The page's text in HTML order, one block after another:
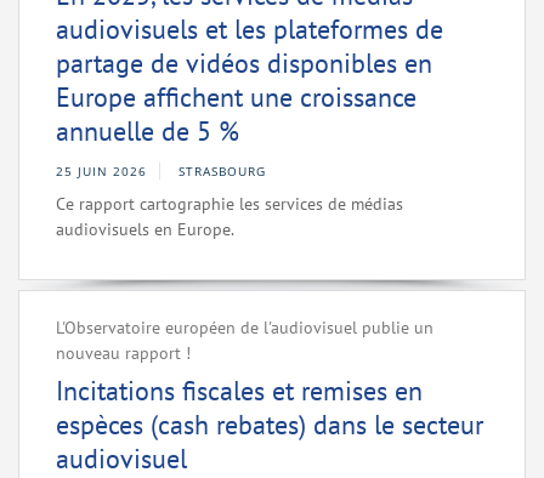
audiovisuels et les plateformes de
partage de vidéos disponibles en
Europe affichent une croissance
annuelle de 5 %
25 JUIN 2026 STRASBOURG
Ce rapport cartographie les services de médias
audiovisuels en Europe.
L'Observatoire européen de l'audiovisuel publie un
nouveau rapport !
Incitations fiscales et remises en
espèces (cash rebates) dans le secteur
audiovisuel